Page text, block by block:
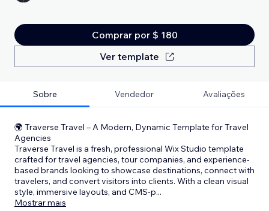
Comprar por $ 180
Ver template
Sobre Vendedor Avaliações
🌍 Traverse Travel – A Modern, Dynamic Template for Travel
Agencies
Traverse Travel is a fresh, professional Wix Studio template
crafted for travel agencies, tour companies, and experience-
based brands looking to showcase destinations, connect with
travelers, and convert visitors into clients. With a clean visual
style, immersive layouts, and CMS-p...
Mostrar mais